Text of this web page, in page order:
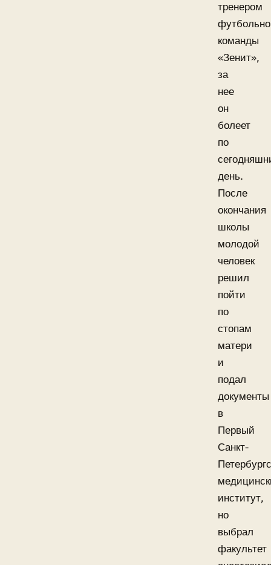
тренером
команды
«Зенит»,
за
нее
он
болеет
по
день.
После
окончания
школы
молодой
человек
решил
пойти
по
стопам
матери
и
подал
документы
в
Первый
Санкт-
институт,
но
выбрал
факультет